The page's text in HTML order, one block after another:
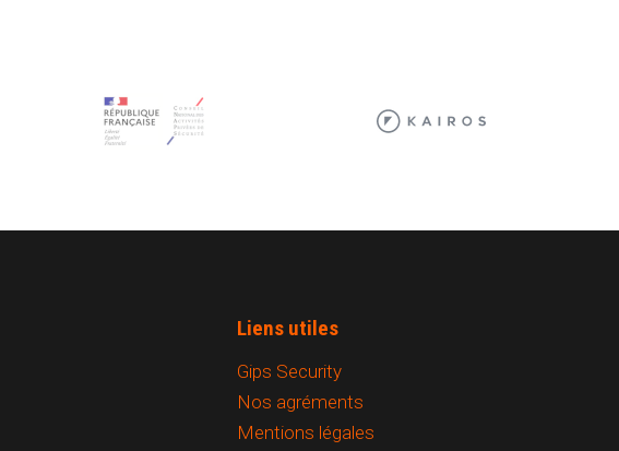
Liens utiles
Gips Security
Nos agréments
Mentions légales